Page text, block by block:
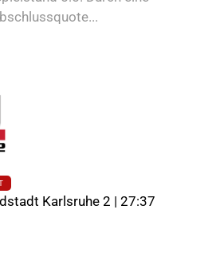
Karlsruhe 2 | 27:37